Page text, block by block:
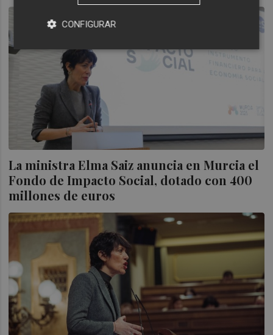
La ministra Elma Saiz anuncia en Murcia el
Fondo de Impacto Social, dotado con 400
millones de euros
CONFIGURAR